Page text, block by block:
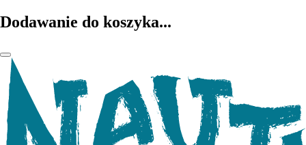
Dodawanie do koszyka...